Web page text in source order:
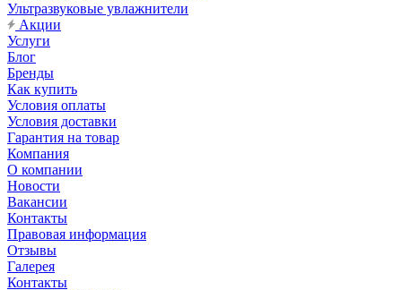
Ультразвуковые увлажнители
Акции
Услуги
Блог
Бренды
Как купить
Условия оплаты
Условия доставки
Гарантия на товар
Компания
О компании
Новости
Вакансии
Контакты
Правовая информация
Отзывы
Галерея
Контакты